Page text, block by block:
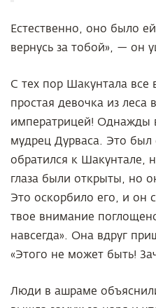
Естественно, оно было
вернусь за тобой», — он
С тех пор Шакунтала все
простая девочка из леса
императрицей! Однажды
мудрец Дурваса. Это
обратился к Шакунтале,
глаза были открыты, но
Это оскорбило его, и он
твое внимание
навсегда». Она вдруг
«Этого не может быть!
Люди в ашраме